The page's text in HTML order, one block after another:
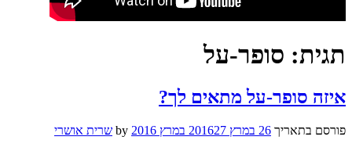
תגית: סופר-על
איזה סופר-על מתאים לך?
פורסם בתאריך 26 במרץ 2016 27 במרץ 2016 שרית אושרי